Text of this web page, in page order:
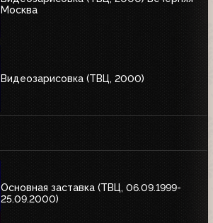
Москва
Видеозарисовка (ТВЦ, 2000)
Основная заставка (ТВЦ, 06.09.1999-
25.09.2000)